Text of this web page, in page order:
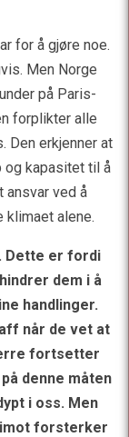
for å gjøre noe.
Men Norge
på Paris-
forplikter alle
Den erkjenner at
og kapasitet til å
ansvar ved å
klimaet alene.
Dette er fordi
dem i å
handlinger.
når de vet at
fortsetter
denne måten
i oss. Men
forsterker